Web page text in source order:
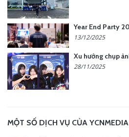
13/12/2025
28/11/2025
MỘT SỐ DỊCH VỤ CỦA YCNMEDIA